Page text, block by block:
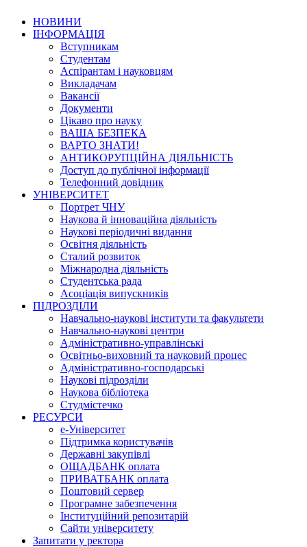
НОВИНИ
ІНФОРМАЦІЯ
Вступникам
Студентам
Аспірантам і науковцям
Викладачам
Вакансії
Документи
Цікаво про науку
ВАША БЕЗПЕКА
ВАРТО ЗНАТИ!
АНТИКОРУПЦІЙНА ДІЯЛЬНІСТЬ
Доступ до публічної інформації
Телефонний довідник
УНІВЕРСИТЕТ
Портрет ЧНУ
Наукова й інноваційна діяльність
Наукові періодичні видання
Освітня діяльність
Сталий розвиток
Міжнародна діяльність
Студентська рада
Асоціація випускників
ПІДРОЗДІЛИ
Навчально-наукові інститути та факультети
Навчально-наукові центри
Адміністративно-управлінські
Освітньо-виховний та науковий процес
Адміністративно-господарські
Наукові підрозділи
Наукова бібліотека
Студмістечко
РЕСУРСИ
е-Університет
Підтримка користувачів
Державні закупівлі
ОЩАДБАНК оплата
ПРИВАТБАНК оплата
Поштовий сервер
Програмне забезпечення
Інституційний репозитарій
Сайти університету
Запитати у ректора